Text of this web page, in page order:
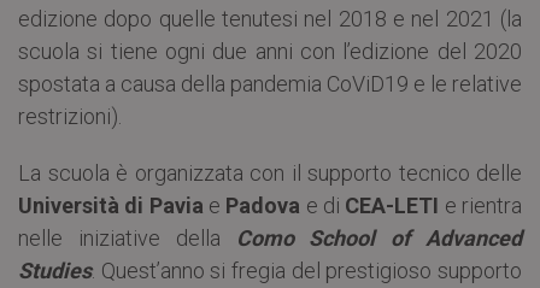
edizione dopo quelle tenutesi nel 2018 e nel 2021 (la
scuola si tiene ogni due anni con l’edizione del 2020
spostata a causa della pandemia CoViD19 e le relative
restrizioni).
La scuola è organizzata con il supporto tecnico delle
Università di Pavia e Padova e di CEA-LETI e rientra
nelle iniziative della
Como School of Advanced
Studies. Quest’anno si fregia del prestigioso supporto